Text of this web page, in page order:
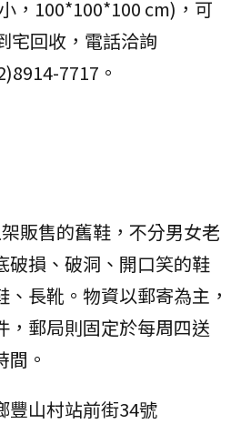
，100*100*100 cm)，可
宅回收，電話洽詢
7717。
販售的舊鞋，不分男女老
破損、破洞、開口笑的鞋
長靴。物資以郵寄為主，
，郵局則固定於每周四送
。
豐山村站前街34號